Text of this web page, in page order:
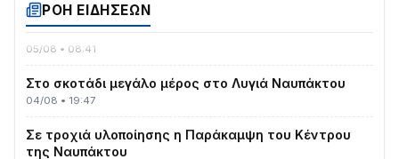
ΡΟΗ ΕΙΔΗΣΕΩΝ
ΤΟ ΠΑΡΤΥ ΣΥΝΕΧΙΖΕΤΑΙ…
05/08 • 08:41
Στο σκοτάδι μεγάλο μέρος στο Λυγιά Ναυπάκτου
04/08 • 19:47
Σε τροχιά υλοποίησης η Παράκαμψη του Κέντρου
της Ναυπάκτου
04/08 • 12:08